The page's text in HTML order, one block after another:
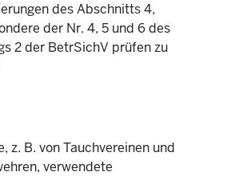
des Abschnitts 4,
der Nr. 4, 5 und 6 des
2 der BetrSichV prüfen zu
z. B. von Tauchvereinen und
verwendete